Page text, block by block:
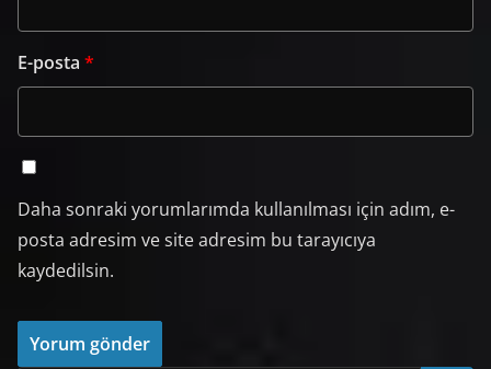
E-posta *
Daha sonraki yorumlarımda kullanılması için adım, e-
posta adresim ve site adresim bu tarayıcıya
kaydedilsin.